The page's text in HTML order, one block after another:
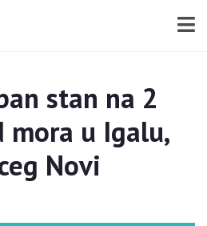
stan na 2
mora u Igalu,
Novi